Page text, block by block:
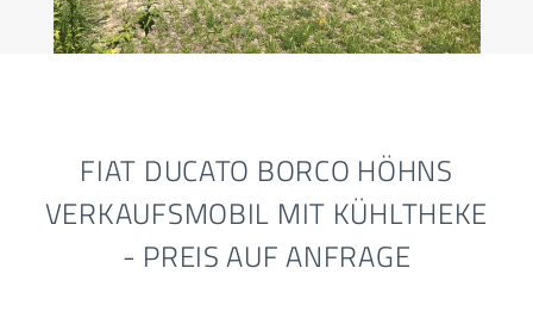
FIAT DUCATO BORCO HÖHNS
VERKAUFSMOBIL MIT KÜHLTHEKE
- PREIS AUF ANFRAGE